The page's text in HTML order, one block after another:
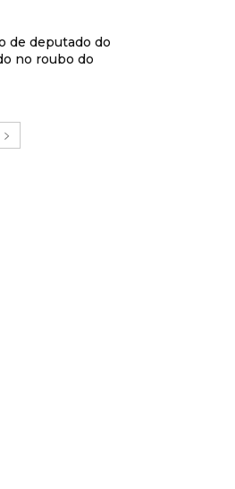
de deputado do
no roubo do